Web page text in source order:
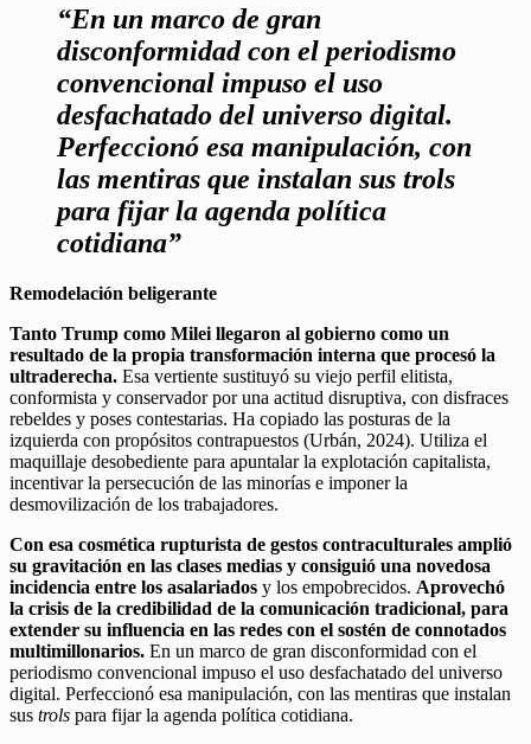
“En un marco de gran
disconformidad con el periodismo
convencional impuso el uso
desfachatado del universo digital.
Perfeccionó esa manipulación, con
las mentiras que instalan sus trols
para fijar la agenda política
cotidiana”
Remodelación beligerante
Tanto Trump como Milei llegaron al gobierno como un
resultado de la propia transformación interna que procesó la
ultraderecha. Esa vertiente sustituyó su viejo perfil elitista,
conformista y conservador por una actitud disruptiva, con disfraces
rebeldes y poses contestarias. Ha copiado las posturas de la
izquierda con propósitos contrapuestos (Urbán, 2024). Utiliza el
maquillaje desobediente para apuntalar la explotación capitalista,
incentivar la persecución de las minorías e imponer la
desmovilización de los trabajadores.
Con esa cosmética rupturista de gestos contraculturales amplió
su gravitación en las clases medias y consiguió una novedosa
incidencia entre los asalariados y los empobrecidos. Aprovechó
la crisis de la credibilidad de la comunicación tradicional, para
extender su influencia en las redes con el sostén de connotados
multimillonarios. En un marco de gran disconformidad con el
periodismo convencional impuso el uso desfachatado del universo
digital. Perfeccionó esa manipulación, con las mentiras que instalan
sus trols para fijar la agenda política cotidiana.